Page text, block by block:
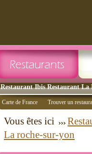
Restaurant Ibis Restaurant La
Carte de France Trouver un
Vous êtes ici
La roche-sur-yon